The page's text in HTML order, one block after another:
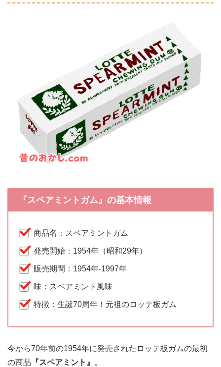
『スペアミントガム』の基本情報
商品名：スペアミントガム
発売開始：1954年（昭和29年）
販売期間：1954年-1997年
味：スペアミント風味
特徴：生誕70周年！元祖のロッテ板ガム
今から70年前の1954年に発売されたロッテ板ガムの最初
の商品 『スペアミント』 。